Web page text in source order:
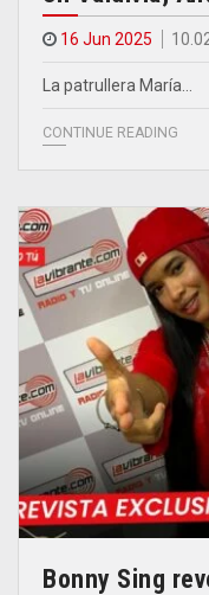
16 Jun 2025
La patrullera María…
CONTINUE READING
Bonny Sing